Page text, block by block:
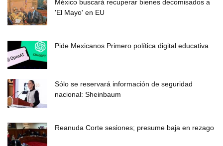
México buscará recuperar bienes decomisados a
'El Mayo' en EU
Pide Mexicanos Primero política digital educativa
Sólo se reservará información de seguridad
nacional: Sheinbaum
Reanuda Corte sesiones; presume baja en rezago